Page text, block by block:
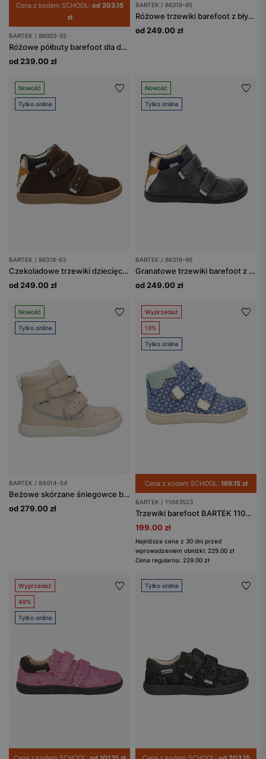
Cena z kodem SCHOOL: od 203.15
zł
BARTEK / 86003-55
Różowe półbuty barefoot dla dziewczynki ze złotym zapiętkiem BARTEK 86003-55
od 239.00 zł
BARTEK / 86319-65
Różowe trzewiki barefoot z błyszczącymi serduszkami BAREFOOT 86319-65
od 249.00 zł
Nowość
Tylko online
BARTEK / 86318-63
Czekoladowe trzewiki dziecięce z liskiem BARTEK 86318-63
od 249.00 zł
Nowość
Tylko online
BARTEK / 86318-66
Granatowe trzewiki barefoot z liskiem BARTEK 86318-66
od 249.00 zł
Nowość
Tylko online
BARTEK / 84014-54
Beżowe skórzane śniegowce barefoot dla dziewcząt BARTEK 84014-54
od 279.00 zł
Wyprzedaż
13%
Tylko online
Cena z kodem SCHOOL: 169.15 zł
BARTEK / 11043523
Trzewiki barefoot BARTEK 11043523, dla dziewcząt, niebieskie
199.00 zł
Najniższa cena z 30 dni przed
wprowadzeniem obniżki: 229.00 zł
Cena regularna: 229.00 zł
Wyprzedaż
48%
Tylko online
Tylko online